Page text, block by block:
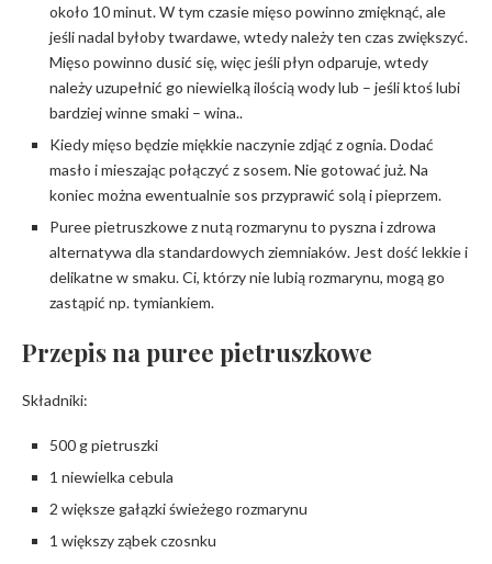
około 10 minut. W tym czasie mięso powinno zmięknąć, ale
jeśli nadal byłoby twardawe, wtedy należy ten czas zwiększyć.
Mięso powinno dusić się, więc jeśli płyn odparuje, wtedy
należy uzupełnić go niewielką ilością wody lub – jeśli ktoś lubi
bardziej winne smaki – wina..
Kiedy mięso będzie miękkie naczynie zdjąć z ognia. Dodać
masło i mieszając połączyć z sosem. Nie gotować już. Na
koniec można ewentualnie sos przyprawić solą i pieprzem.
Puree pietruszkowe z nutą rozmarynu to pyszna i zdrowa
alternatywa dla standardowych ziemniaków. Jest dość lekkie i
delikatne w smaku. Ci, którzy nie lubią rozmarynu, mogą go
zastąpić np. tymiankiem.
Przepis na puree pietruszkowe
Składniki:
500 g pietruszki
1 niewielka cebula
2 większe gałązki świeżego rozmarynu
1 większy ząbek czosnku